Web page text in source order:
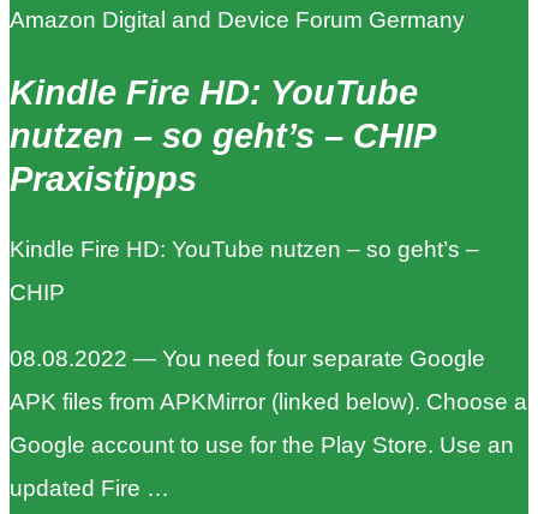
Amazon Digital and Device Forum Germany
Kindle Fire HD: YouTube
nutzen – so geht’s – CHIP
Praxistipps
Kindle Fire HD: YouTube nutzen – so geht’s –
CHIP
08.08.2022 — You need four separate Google
APK files from APKMirror (linked below). Choose a
Google account to use for the Play Store. Use an
updated Fire …